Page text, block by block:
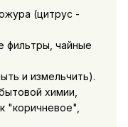
(цитрус -
фильтры, чайные
и измельчить).
химии,
"коричневое",